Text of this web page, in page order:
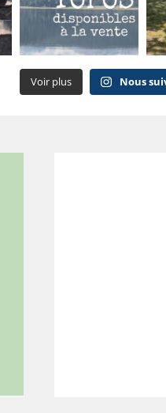
Voir plus Nous